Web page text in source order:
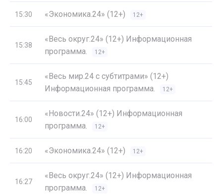
15:30 «Экономика.24» (12+) 12+
15:38
«Весь округ.24» (12+) Информационная
программа.
12+
15:45
«Весь мир.24 с субтитрами» (12+)
Информационная программа.
12+
16:00
«Новости.24» (12+) Информационная
программа.
12+
16:20 «Экономика.24» (12+) 12+
16:27
«Весь округ.24» (12+) Информационная
программа.
12+